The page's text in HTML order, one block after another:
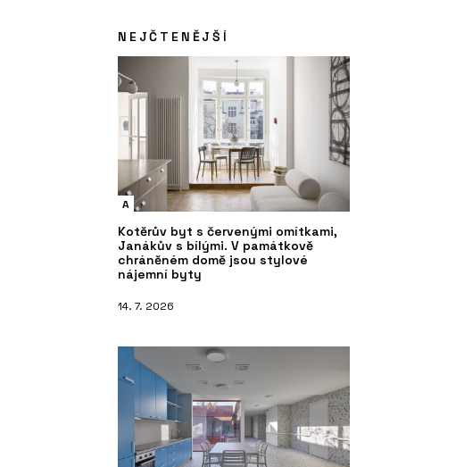
NEJČTENĚJŠÍ
A
Kotěrův byt s červenými omítkami,
Janákův s bílými. V památkově
chráněném domě jsou stylové
nájemní byty
14. 7. 2026